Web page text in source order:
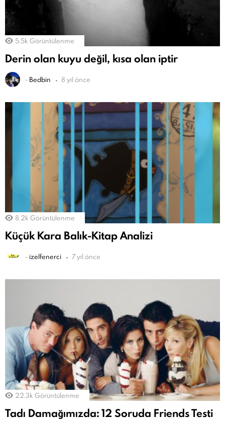
5.5k Görüntülenme
Derin olan kuyu değil, kısa olan iptir
- Bedbin 8 yıl önce
8.2k Görüntülenme
Küçük Kara Balık-Kitap Analizi
- izelfenerci 7 yıl önce
22.3k Görüntülenme
Tadı Damağımızda: 12 Soruda Friends Testi